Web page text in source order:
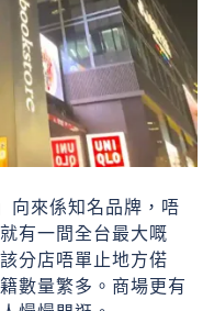
向來係知名品牌，唔
有一間全台最大嘅
分店唔單止地方偌
數量繁多。商場更有